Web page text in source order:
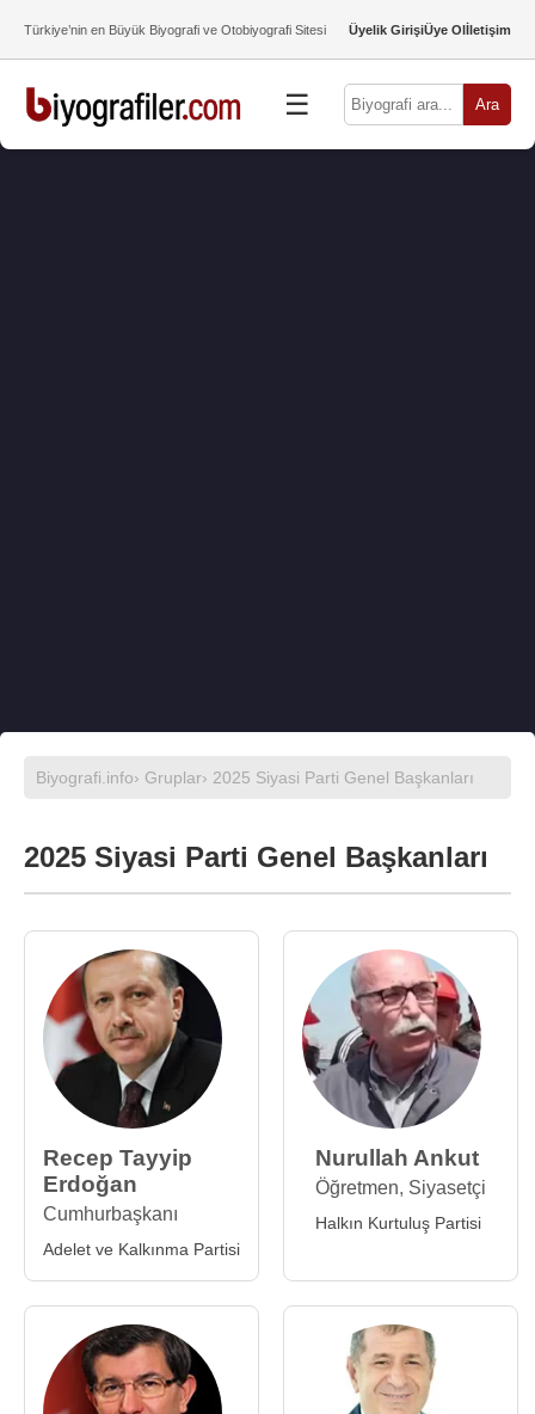
Türkiye’nin en Büyük Biyografi ve Otobiyografi Sitesi Üyelik GirişiÜye Olİletişim
☰ Ara
Biyografi.info› Gruplar› 2025 Siyasi Parti Genel Başkanları
2025 Siyasi Parti Genel Başkanları
Recep Tayyip
Erdoğan
Cumhurbaşkanı
Adelet ve Kalkınma Partisi
Nurullah Ankut
Öğretmen, Siyasetçi
Halkın Kurtuluş Partisi